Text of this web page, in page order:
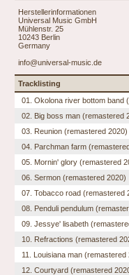
Herstellerinformationen
Universal Music GmbH
Mühlenstr. 25
10243 Berlin
Germany
info@universal-music.de
Tracklisting
01. Okolona river bottom band
02. Big boss man (remastered
03. Reunion (remastered 2020)
04. Parchman farm
05. Mornin' glory (remastered
06. Sermon (remastered 2020)
07. Tobacco road (remastered
08. Penduli pendulum
09. Jessye' lisabeth
10. Refractions (remastered
11. Louisiana man (remastered
12. Courtyard (remastered